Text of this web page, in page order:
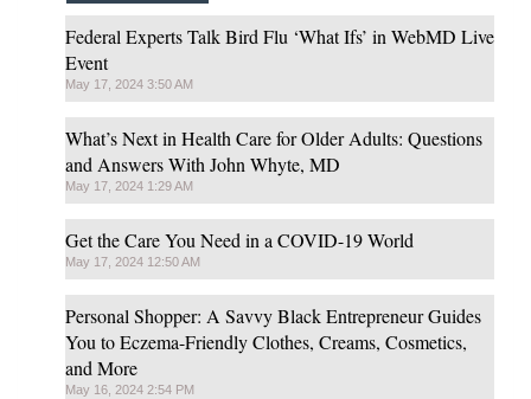
Federal Experts Talk Bird Flu ‘What Ifs’ in WebMD Live
Event
May 17, 2024 3:50 AM
What’s Next in Health Care for Older Adults: Questions
and Answers With John Whyte, MD
May 17, 2024 1:29 AM
Get the Care You Need in a COVID-19 World
May 17, 2024 12:50 AM
Personal Shopper: A Savvy Black Entrepreneur Guides
You to Eczema-Friendly Clothes, Creams, Cosmetics,
and More
May 16, 2024 2:54 PM